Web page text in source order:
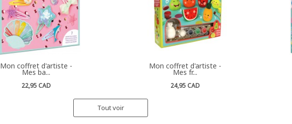
Mon coffret d'artiste -
Mes ba...
22,95 CAD
Mon coffret d'artiste -
Mes fr...
24,95 CAD
Tout voir